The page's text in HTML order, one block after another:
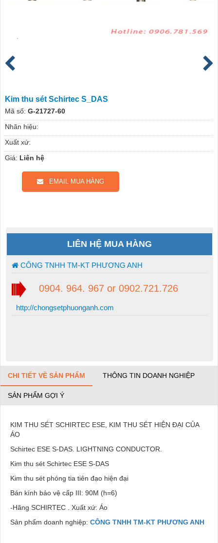
Kim thu sét Schirtec S_DAS
Mã số: G-21727-60
Nhãn hiệu:
Xuất xứ:
Giá: Liên hệ
EMAIL MUA HÀNG
LIÊN HỆ MUA HÀNG
CÔNG TNHH TM-KT PHƯƠNG ANH
0904. 964. 967 or 0902.721.726
http://chongsetphuonganh.com
CHI TIẾT VỀ SẢN PHẨM THÔNG TIN DOANH NGHIỆP
SẢN PHẨM GỢI Ý
KIM THU SÉT SCHIRTEC ESE, KIM THU SÉT HIỆN ĐẠI CỦA
ÁO
Schirtec ESE S-DAS. LIGHTNING CONDUCTOR.
Kim thu sét Schirtec ESE S-DAS
Kim thu sét phóng tia tiên đạo hiện đại
Bán kính bảo vệ cấp III: 90M (h=6)
-Hãng SCHIRTEC . Xuất xứ: Áo
Sản phẩm doanh nghiệp: CÔNG TNHH TM-KT PHƯƠNG ANH